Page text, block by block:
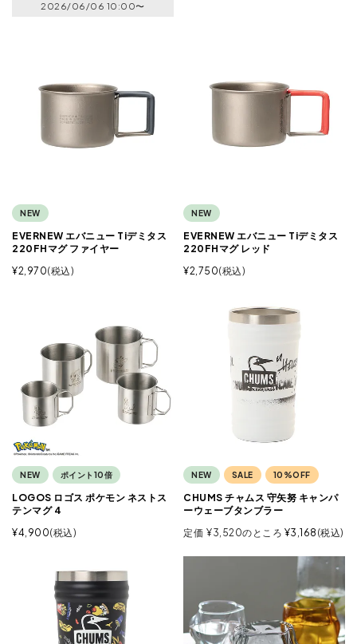
2026/06/06 10:00〜
NEW
EVERNEW エバニュー Tiデミタス
220FHマグ ファイヤー
¥2,970 税込
NEW
EVERNEW エバニュー Tiデミタス
220FHマグ レッド
¥2,750 税込
NEW ポイント10倍
LOGOS ロゴス ポケモン ネストス
テンマグ 4
¥4,900 税込
NEW SALE 10%OFF
CHUMS チャムス 守矢努 キャンパ
ーウェーブタンブラー
定価 ¥3,520のところ ¥3,168 税込